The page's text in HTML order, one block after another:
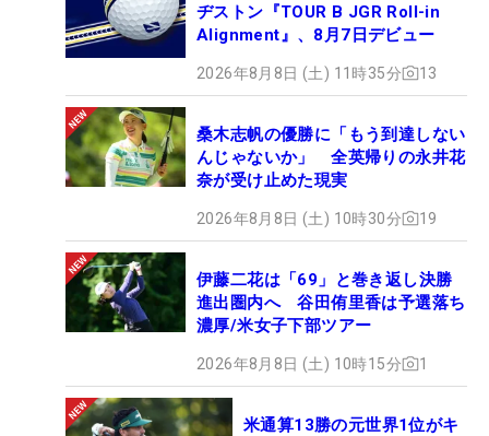
ヂストン『TOUR B JGR Roll-in
Alignment』、8月7日デビュー
2026年8月8日 (土) 11時35分 13
桑木志帆の優勝に「もう到達しない
んじゃないか」 全英帰りの永井花
奈が受け止めた現実
2026年8月8日 (土) 10時30分 19
伊藤二花は「69」と巻き返し決勝
進出圏内へ 谷田侑里香は予選落ち
濃厚/米女子下部ツアー
2026年8月8日 (土) 10時15分 1
米通算13勝の元世界1位がキ